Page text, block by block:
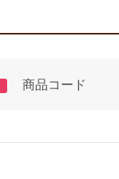
商品コード